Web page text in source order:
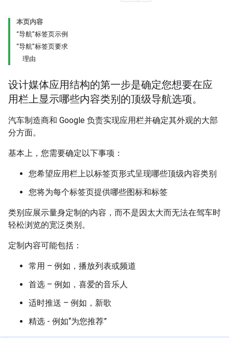
本页内容
“导航”标签页示例
“导航”标签页要求
理由
设计媒体应用结构的第一步是确定您想要在应
用栏上显示哪些内容类别的顶级导航选项。
汽车制造商和 Google 负责实现应用栏并确定其外观的大部
分方面。
基本上，您需要确定以下事项：
您希望应用栏上以标签页形式呈现哪些顶级内容类别
您将为每个标签页提供哪些图标和标签
类别应展示量身定制的内容，而不是因太大而无法在驾车时
轻松浏览的宽泛类别。
定制内容可能包括：
常用 – 例如，播放列表或频道
首选 – 例如，喜爱的音乐人
适时推送 – 例如，新歌
精选 - 例如“为您推荐”